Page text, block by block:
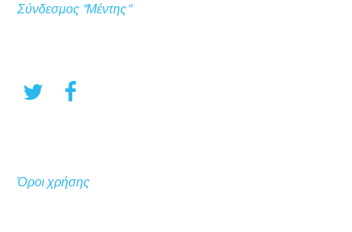
Σύνδεσμος "Μέντης"
Όροι χρήσης